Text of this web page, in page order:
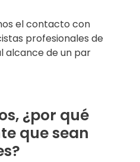
el contacto con
profesionales de
alcance de un par
¿por qué
que sean